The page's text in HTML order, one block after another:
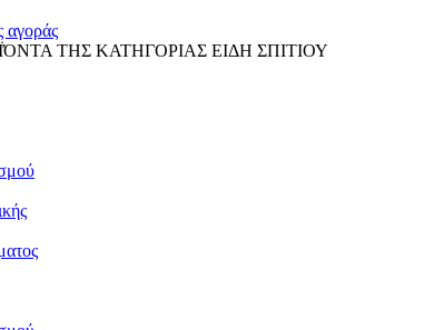
αγοράς
ΤΗΣ ΚΑΤΗΓΟΡΙΑΣ ΕΙΔΗ ΣΠΙΤΙΟΥ